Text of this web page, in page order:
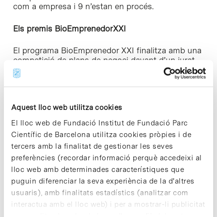
Aquest lloc web utilitza cookies
El lloc web de Fundació Institut de Fundació Parc
Científic de Barcelona utilitza cookies pròpies i de
tercers amb la finalitat de gestionar les seves
preferències (recordar informació perquè accedeixi al
lloc web amb determinades característiques que
puguin diferenciar la seva experiència de la d'altres
usuaris), amb finalitats estadístics (analitzar com
interactua amb el lloc web) i per a mostrar-li publicitat
com a empresa i 9 n’estan en procés.
Els premis BioEmprenedorXXI
El programa BioEmprenedor XXI finalitza amb una
competició de plans de negoci davant d’un jurat
d’experts i representants de les entitats
promotores, entre els que hi ha Jesús Purroy,
director tècnic de Serveis Científics i Tecnològics
propostes presentades se seleccionen 2 finalistes
i un primer premi.
El guanyador obtindrà una dotació econòmica de
10.000 euros i l’oportunitat de participar a un curs
d’acceleració per a emprenedorsIgnite Fast Track
de la Universitat de Cambridgei al programa
formatiuBiocàpsules de Biocat, així com una
estada gratuïta de 6 mesos a la
Incubadora de
empresas Glòries de Barcelona Activa. El primer i
el segon finalistes rebran una dotació econòmica